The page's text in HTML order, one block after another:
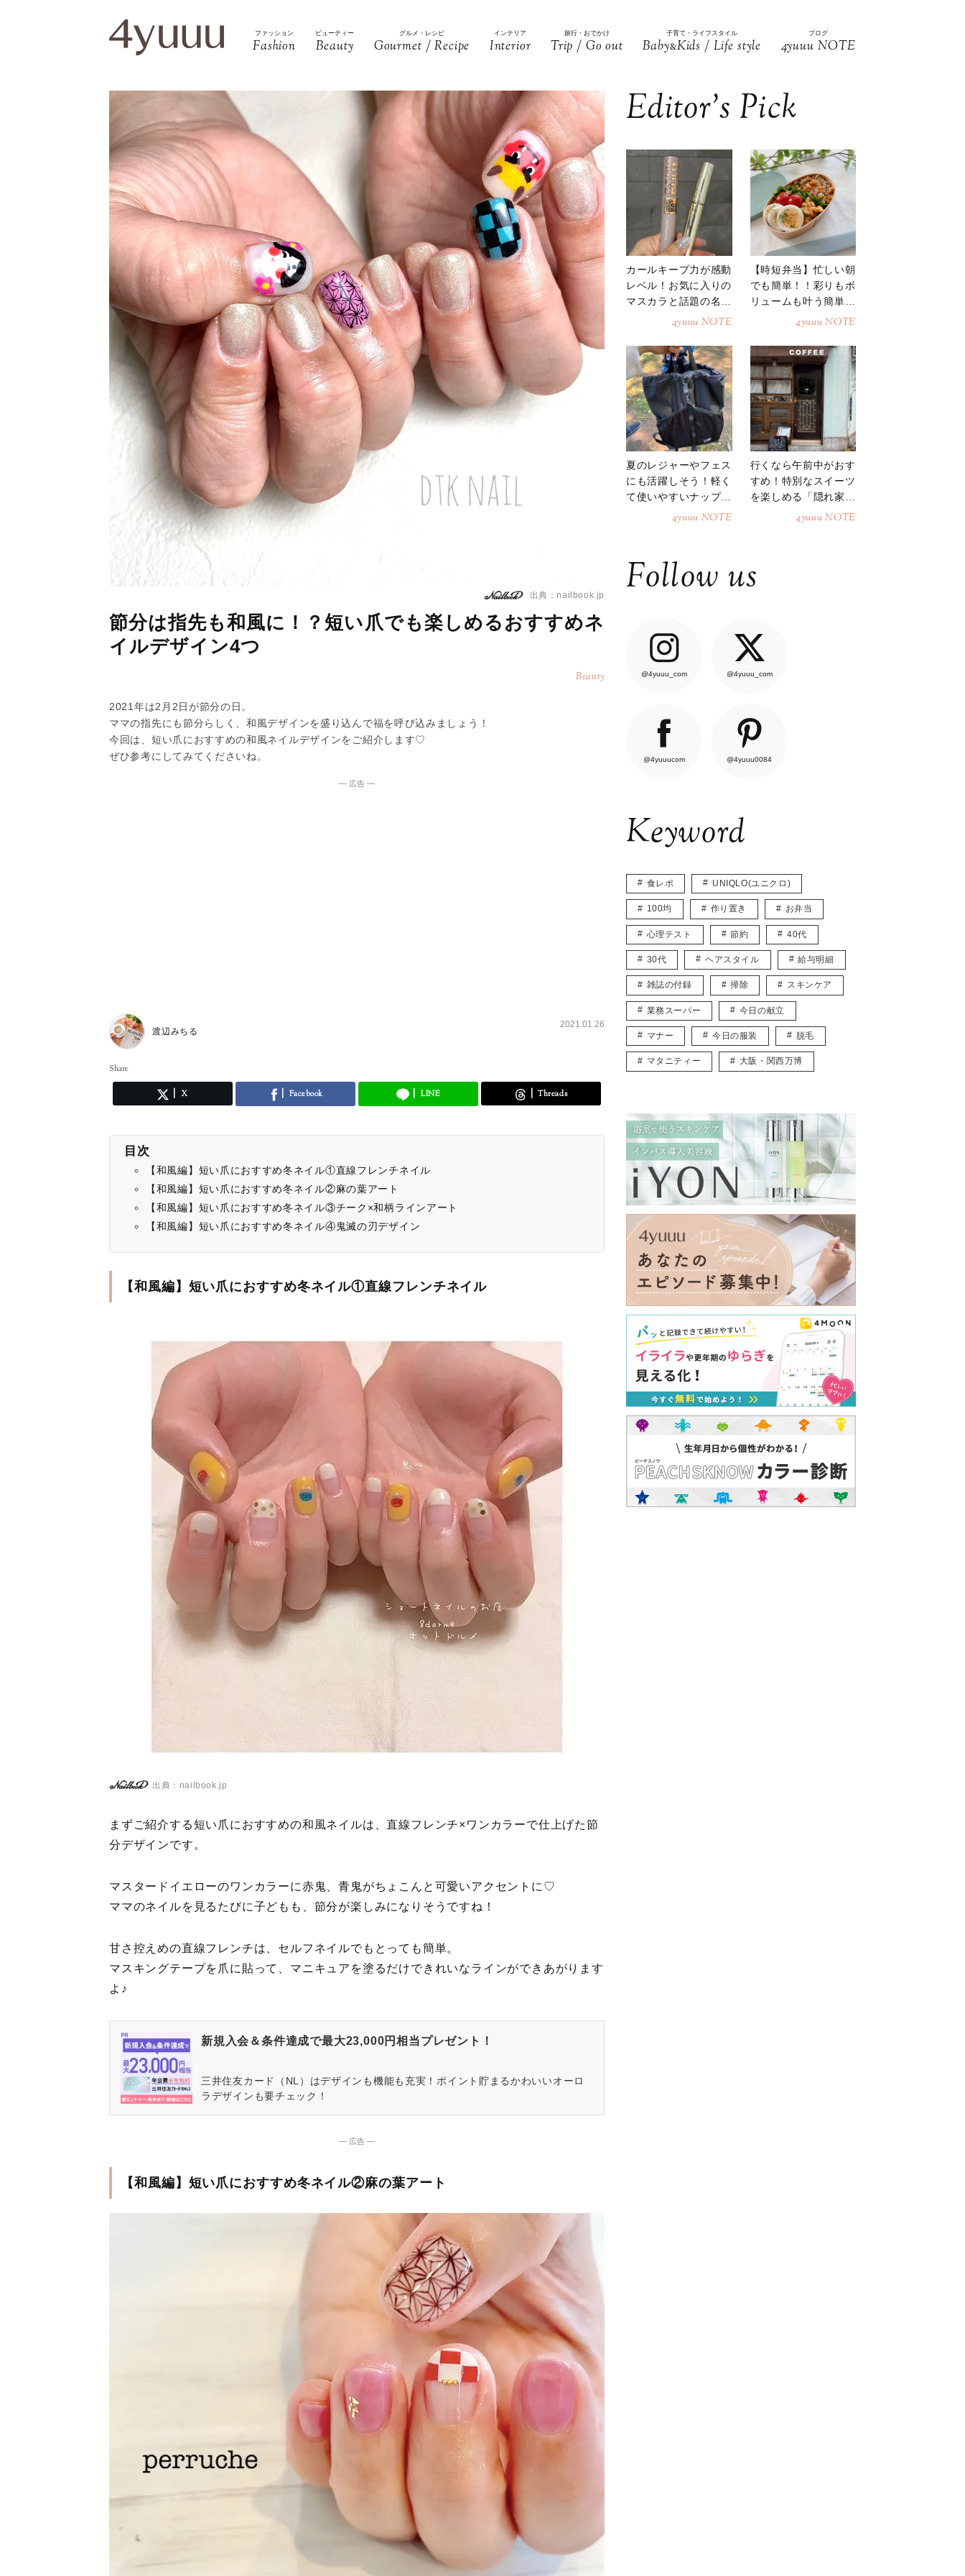
ファッション
Fashion
ビューティー
Beauty
グルメ・レシピ
Gourmet / Recipe
インテリア
Interior
旅行・おでかけ
Trip / Go out
子育て・ライフスタイル
Baby&Kids / Life style
ブログ
4yuuu NOTE
出典：nailbook.jp
節分は指先も和風に！？短い爪でも楽しめるおすすめネ
イルデザイン4つ
Beauty
2021年は2月2日が節分の日。
ママの指先にも節分らしく、和風デザインを盛り込んで福を呼び込みましょう！
今回は、短い爪におすすめの和風ネイルデザインをご紹介します♡
ぜひ参考にしてみてくださいね。
― 広告 ―
渡辺みちる
2021.01.26
Share
X Facebook LINE Threads
目次
【和風編】短い爪におすすめ冬ネイル①直線フレンチネイル
【和風編】短い爪におすすめ冬ネイル②麻の葉アート
【和風編】短い爪におすすめ冬ネイル③チーク×和柄ラインアート
【和風編】短い爪におすすめ冬ネイル④鬼滅の刃デザイン
【和風編】短い爪におすすめ冬ネイル①直線フレンチネイル
出典：nailbook.jp
まずご紹介する短い爪におすすめの和風ネイルは、直線フレンチ×ワンカラーで仕上げた節
分デザインです。
マスタードイエローのワンカラーに赤鬼、青鬼がちょこんと可愛いアクセントに♡
ママのネイルを見るたびに子どもも、節分が楽しみになりそうですね！
甘さ控えめの直線フレンチは、セルフネイルでもとっても簡単。
マスキングテープを爪に貼って、マニキュアを塗るだけできれいなラインができあがります
よ♪
新規入会＆条件達成で最大23,000円相当プレゼント！
三井住友カード（NL）はデザインも機能も充実！ポイント貯まるかわいいオーロ
ラデザインも要チェック！
― 広告 ―
【和風編】短い爪におすすめ冬ネイル②麻の葉アート
Editor’s Pick
カールキープ力が感動
レベル！お気に入りの
マスカラと話題の名品
4yuuu NOTE
【時短弁当】忙しい朝
でも簡単！！彩りもボ
リュームも叶う簡単そ
4yuuu NOTE
夏のレジャーやフェス
にも活躍しそう！軽く
て使いやすいナップサ
4yuuu NOTE
行くなら午前中がおす
すめ！特別なスイーツ
を楽しめる「隠れ家カ
4yuuu NOTE
Follow us
@4yuuu_com @4yuuu_com
@4yuuucom @4yuuu0084
Keyword
食レポ UNIQLO(ユニクロ)
100均 作り置き お弁当
心理テスト 節約 40代
30代 ヘアスタイル 給与明細
雑誌の付録 掃除 スキンケア
業務スーパー 今日の献立
マナー 今日の服装 脱毛
マタニティー 大阪・関西万博